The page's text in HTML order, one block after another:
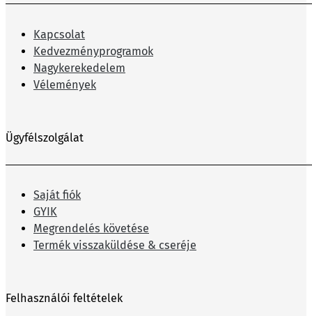
Kapcsolat
Kedvezményprogramok
Nagykerekedelem
Vélemények
Ügyfélszolgálat
Saját fiók
GYIK
Megrendelés követése
Termék visszaküldése & cseréje
Felhasználói feltételek